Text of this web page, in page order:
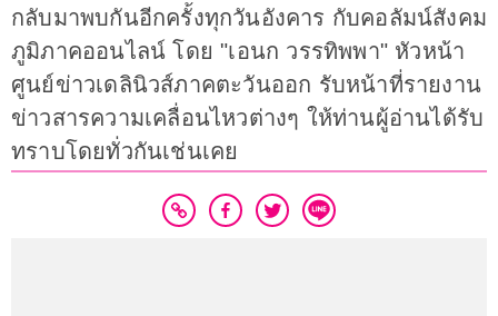
กลับมาพบกันอีกครั้งทุกวันอังคาร กับคอลัมน์สังคม
ภูมิภาคออนไลน์ โดย "เอนก วรรทิพพา" หัวหน้า
ศูนย์ข่าวเดลินิวส์ภาคตะวันออก รับหน้าที่รายงาน
ข่าวสารความเคลื่อนไหวต่างๆ ให้ท่านผู้อ่านได้รับ
ทราบโดยทั่วกันเช่นเคย